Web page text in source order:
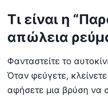
Τι είναι η
απώλεια
Φανταστείτε το
Όταν φεύγετε,
αφήσετε μια βρύση να